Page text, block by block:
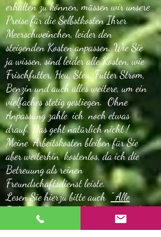
erhalten zu können, müssen wir unsere
Preise für die Selbstkosten Ihrer
Meerschweinchen, leider den
steigenden Kosten anpassen. Wie Sie
ja wissen, sind leider alle Kosten, wie
Frischfutter, Heu, Steu, Futter Strom,
Benzin und auch alles weitere, um ein
vielfaches stetig gestiegen. Ohne
Anpassung zahle ich noch etwas
drauf. Das geht natürlich nicht !
Meine Arbeitskosten bleiben für Sie
aber weiterhin kostenlos, da ich die
Betreuung als reinen
Freundschaftsdienst leiste.
Lesen Sie hierzu bitte auch " Alle
Infos zur Betreuung"hier unten als
Download!